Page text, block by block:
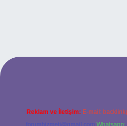
www.hiltonbetx.org/
Reklam ve İletişim: E-mail:
forumhizmeti@gmail.com